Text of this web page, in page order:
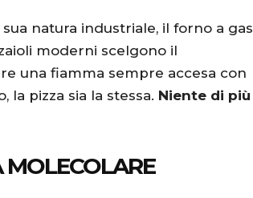
natura industriale, il forno a gas
moderni scelgono il
una fiamma sempre accesa con
la pizza sia la stessa. Niente di più
MOLECOLARE